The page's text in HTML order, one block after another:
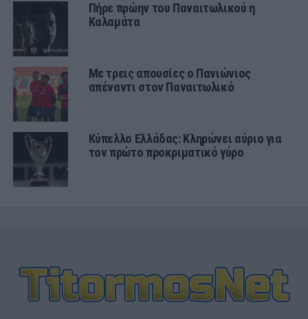
Πήρε πρώην του Παναιτωλικού η
Καλαμάτα
Με τρεις απουσίες ο Πανιώνιος
απέναντι στον Παναιτωλικό
Κύπελλο Ελλάδας: Κληρώνει αύριο για
τον πρώτο προκριματικό γύρο